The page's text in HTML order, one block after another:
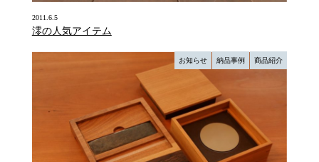
2011.6.5
澪の人気アイテム
お知らせ 納品事例 商品紹介